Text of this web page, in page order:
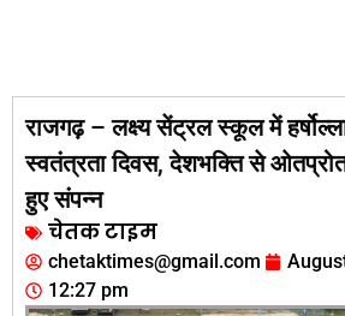
राजगढ़ – लक्ष्य सेंट्रल स्कूल में
स्वतंत्रता दिवस, देशभक्ति से
हुए संपन्न
चेतक टाइम
chetaktimes@gmail.com
12:27 pm